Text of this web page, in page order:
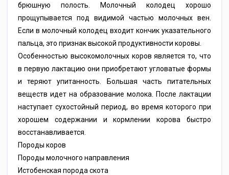
брюшную полость. Молочный колодец хорошо
прощупывается под видимой частью молочных вен.
Если в молочный колодец входит кончик указательного
пальца, это признак высокой продуктивности коровы.
Особенностью высокомолочных коров является то, что
в первую лактацию они приобретают угловатые формы
и теряют упитанность. Большая часть питательных
веществ идет на образование молока. После лактации
наступает сухостойный период, во время которого при
хорошем содержании и кормлении корова быстро
восстанавливается.
Породы коров
Породы молочного направления
Истобенская порода скота